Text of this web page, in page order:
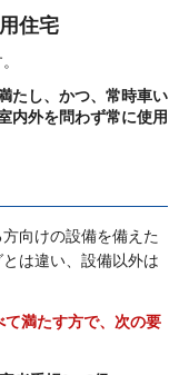
住宅
たし、かつ、常時車い
内外を問わず常に使用
向けの設備を備えた
は違い、設備以外は
て満たす方で、次の要